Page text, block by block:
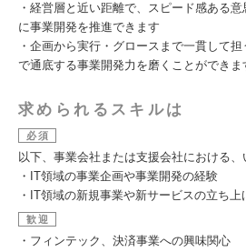
・経営層と近い距離で、スピード感ある
に事業開発を推進できます
・企画から実行・グロースまで一貫して
で通底する事業開発力を磨くことができま
求められるスキルは
必須
以下、事業会社または支援会社における
・IT領域の事業企画や事業開発の経験
・IT領域の新規事業や新サービスの立ち上
歓迎
・フィンテック、決済事業への興味関心